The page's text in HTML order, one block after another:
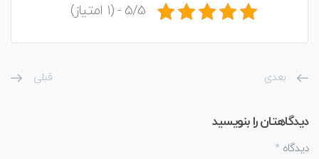
5/5 - (1 امتیاز)
بعدی قبلی
دیدگاهتان را بنویسید
دیدگاه *